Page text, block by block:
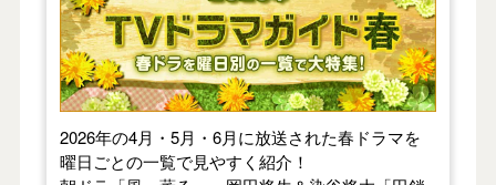
2026年の4月・5月・6月に放送された春ドラマを
曜日ごとの一覧で見やすく紹介！